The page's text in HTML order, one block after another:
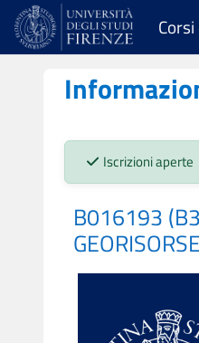
Vai al contenuto principale
Stato iscrizioni:
Iscrizioni aperte
B016193